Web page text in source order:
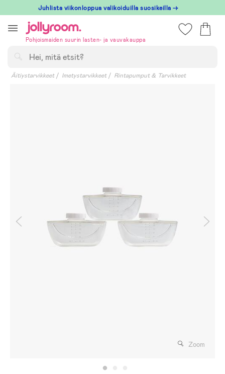
till
innehållet
Juhlista viikonloppua valikoiduilla suosikeilla →
Pohjoismaiden suurin lasten- ja vauvakauppa
Äitiystarvikkeet Imetystarvikkeet Rintapumput & Tarvikkeet
Zoom